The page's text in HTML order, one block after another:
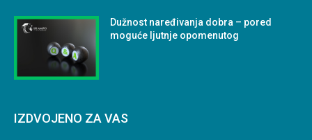
Dužnost naređivanja dobra – pored
moguće ljutnje opomenutog
IZDVOJENO ZA VAS